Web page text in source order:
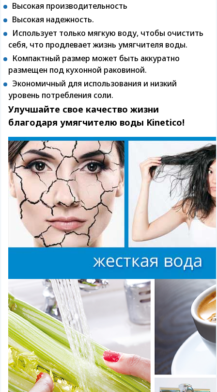
Высокая производительность
Высокая надежность.
Использует только мягкую воду, чтобы очистить
себя, что продлевает жизнь умягчителя воды.
Компактный размер может быть аккуратно
размещен под кухонной раковиной.
Экономичный для использования и низкий
уровень потребления соли.
Улучшайте свое качество жизни
благодаря умягчителю воды Kinetico!